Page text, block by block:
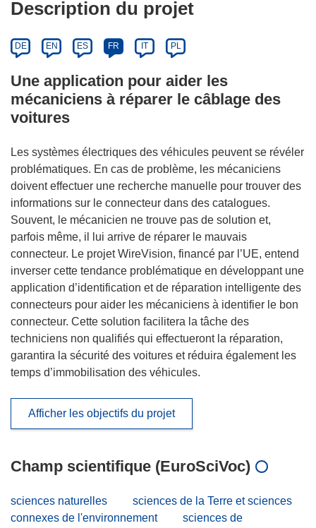
Description du projet
DE EN ES FR IT PL
Une application pour aider les
mécaniciens à réparer le câblage des
voitures
Les systèmes électriques des véhicules peuvent se révéler
problématiques. En cas de problème, les mécaniciens
doivent effectuer une recherche manuelle pour trouver des
informations sur le connecteur dans des catalogues.
Souvent, le mécanicien ne trouve pas de solution et,
parfois même, il lui arrive de réparer le mauvais
connecteur. Le projet WireVision, financé par l’UE, entend
inverser cette tendance problématique en développant une
application d’identification et de réparation intelligente des
connecteurs pour aider les mécaniciens à identifier le bon
connecteur. Cette solution facilitera la tâche des
techniciens non qualifiés qui effectueront la réparation,
garantira la sécurité des voitures et réduira également les
temps d’immobilisation des véhicules.
Afficher les objectifs du projet
Champ scientifique (EuroSciVoc)
sciences naturelles
sciences de la Terre et sciences
connexes de l'environnement
sciences de